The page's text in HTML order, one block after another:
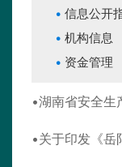
信息公开
机构信息
资金管理